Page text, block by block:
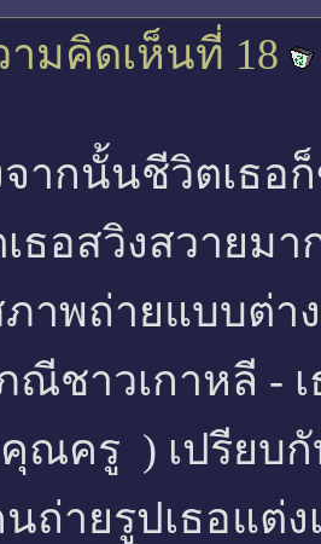
ามคิดเห็นที่ 18
ากนั้นชีวิตเธอ
ธอสวิงสวายมา
าพถ่ายแบบต่า
ณีชาวเกาหลี -
ณครู ) เปรียบ
ถ่ายรูปเธอแต่